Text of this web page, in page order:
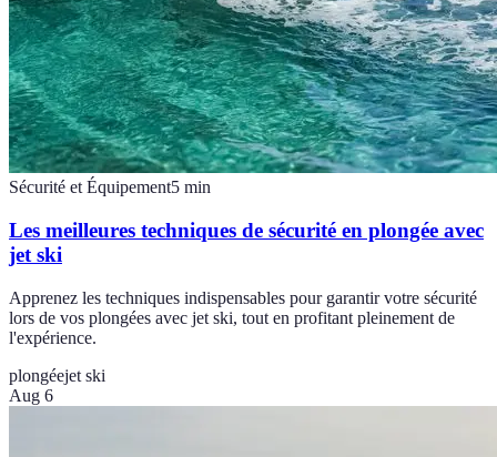
Sécurité et Équipement5 min
Les meilleures techniques de sécurité en plongée avec
jet ski
Apprenez les techniques indispensables pour garantir votre sécurité
lors de vos plongées avec jet ski, tout en profitant pleinement de
l'expérience.
plongéejet ski
Aug 6